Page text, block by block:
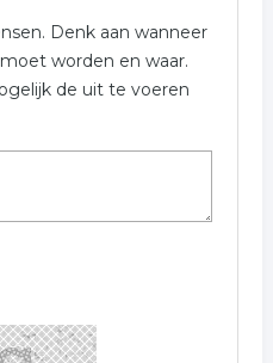
Denk aan wanneer
worden en waar.
de uit te voeren